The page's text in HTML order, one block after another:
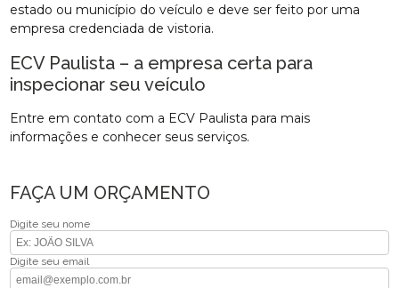
estado ou município do veículo e deve ser feito por uma
empresa credenciada de vistoria.
ECV Paulista – a empresa certa para
inspecionar seu veículo
Entre em contato com a ECV Paulista para mais
informações e conhecer seus serviços.
FAÇA UM ORÇAMENTO
Digite seu nome
Digite seu email